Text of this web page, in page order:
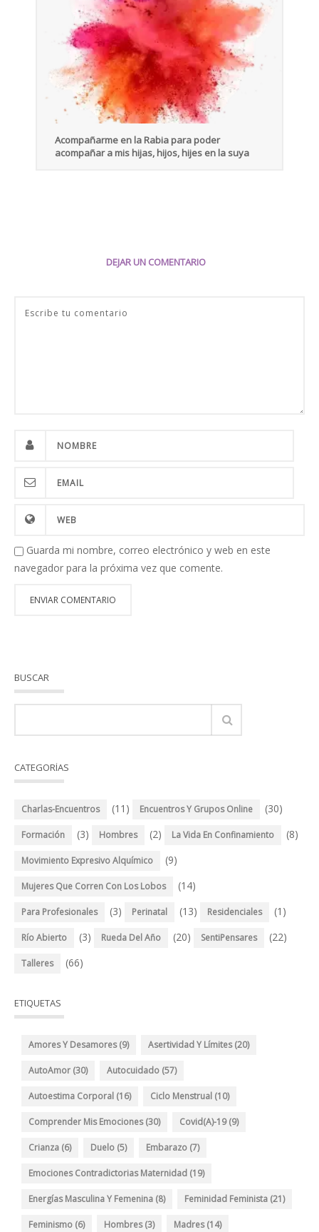
Acompañarme en la Rabia para poder
acompañar a mis hijas, hijos, hijes en la suya
DEJAR UN COMENTARIO
Guarda mi nombre, correo electrónico y web en este
navegador para la próxima vez que comente.
BUSCAR
CATEGORÍAS
Charlas-Encuentros (11) Encuentros Y Grupos Online (30)
Formación (3) Hombres (2) La Vida En Confinamiento (8)
Movimiento Expresivo Alquímico (9)
Mujeres Que Corren Con Los Lobos (14)
Para Profesionales (3) Perinatal (13) Residenciales (1)
Río Abierto (3) Rueda Del Año (20) SentiPensares (22)
Talleres (66)
ETIQUETAS
Amores Y Desamores(9) Asertividad Y Límites(20)
AutoAmor (30) Autocuidado (57)
Autoestima Corporal (16) Ciclo Menstrual (10)
Comprender Mis Emociones(30) Covid(A)-19(9)
Crianza (6) Duelo (5) Embarazo (7)
Emociones Contradictorias Maternidad (19)
Energías Masculina Y Femenina (8) Feminidad Feminista (21)
Feminismo (6) Hombres(3) Madres(14)